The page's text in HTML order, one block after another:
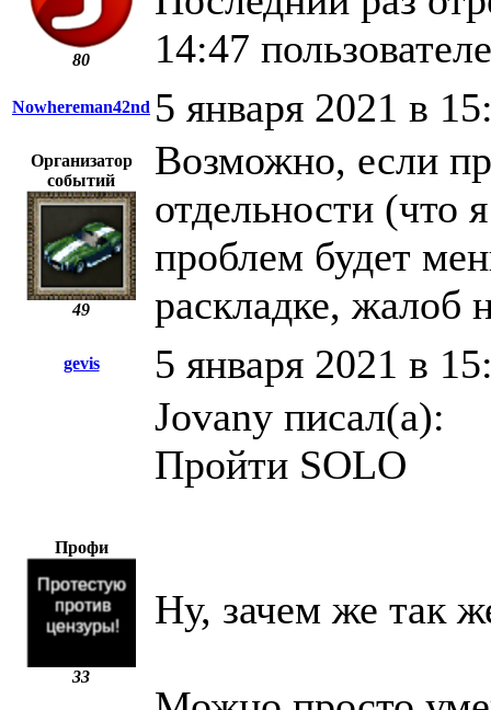
80
14:47
Nowhereman42nd 5 января 2021 в
Организатор
событий
49
Возможно, если
отдельности (что
проблем будет
раскладке, жалоб
gevis 5 января 2021 в
Профи
33
Jovany писал(а):
Пройти SOLO
Ну, зачем же так